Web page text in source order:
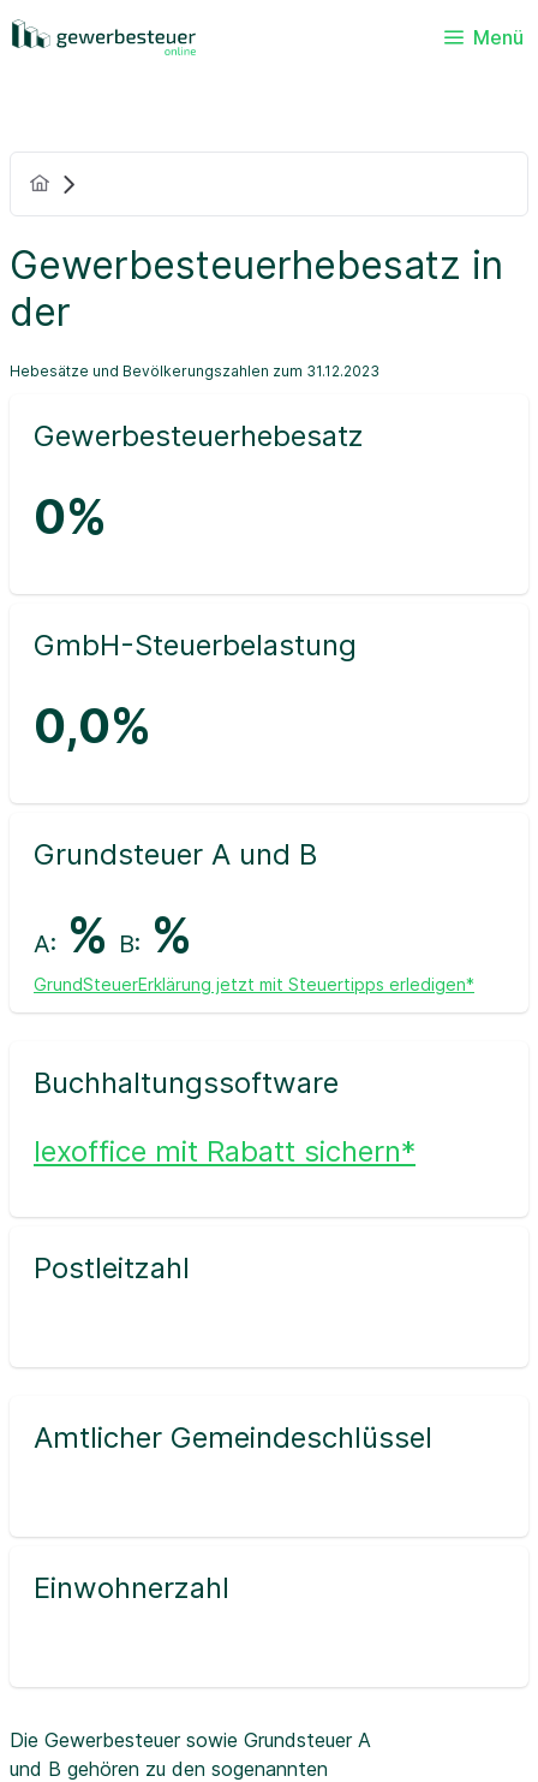
Menü
Gewerbesteuerhebesatz in
der
Hebesätze und Bevölkerungszahlen zum 31.12.2023
Gewerbesteuerhebesatz
0%
GmbH-Steuerbelastung
0,0%
Grundsteuer A und B
A: % B: %
GrundSteuerErklärung jetzt mit Steuertipps erledigen*
Buchhaltungssoftware
lexoffice mit Rabatt sichern*
Postleitzahl
Amtlicher Gemeindeschlüssel
Einwohnerzahl
Die Gewerbesteuer sowie Grundsteuer A
und B gehören zu den sogenannten